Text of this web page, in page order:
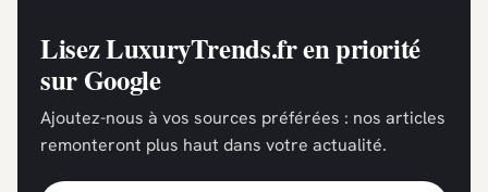
Lisez LuxuryTrends.fr en priorité
sur Google
Ajoutez-nous à vos sources préférées : nos articles
remonteront plus haut dans votre actualité.